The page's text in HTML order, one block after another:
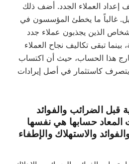
العملاء الجدد. أضف ذلك
ما يخطئ المؤسسون في
الذين يجذبون عملاء جدد
تبقى تكاليف نجاح العملاء
هذا الحساب، حيث أن اكتساب
كاستثمار في أصل إيرادات
الضرائب والفوائد
حسابها هي نفسها
والاستهلاك والإطفاء